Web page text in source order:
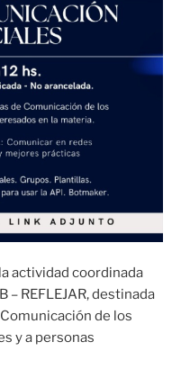
actividad coordinada
– REFLEJAR, destinada
de los
y a personas